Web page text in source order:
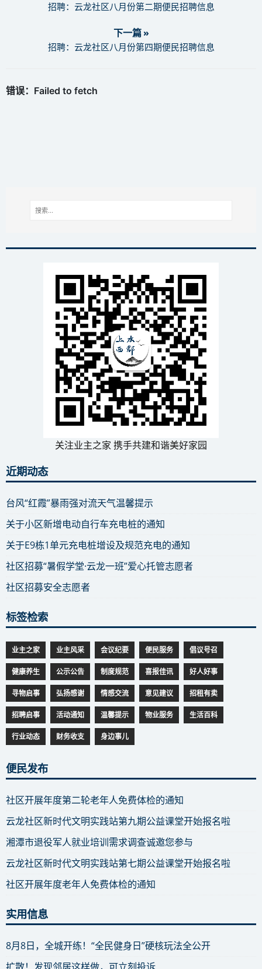
招聘：云龙社区八月份第二期便民招聘信息
下一篇 »
招聘：云龙社区八月份第四期便民招聘信息
关注业主之家 携手共建和谐美好家园
近期动态
台风“红霞”暴雨强对流天气温馨提示
关于小区新增电动自行车充电桩的通知
关于E9栋1单元充电桩增设及规范充电的通知
社区招募“暑假学堂·云龙一班”爱心托管志愿者
社区招募安全志愿者
标签检索
业主之家 业主风采 会议纪要 便民服务 倡议号召
健康养生 公示公告 制度规范 喜报佳讯 好人好事
寻物启事 弘扬感谢 情感交流 意见建议 招租有卖
招聘启事 活动通知 温馨提示 物业服务 生活百科
行业动态 财务收支 身边事儿
便民发布
社区开展年度第二轮老年人免费体检的通知
云龙社区新时代文明实践站第九期公益课堂开始报名啦
湘潭市退役军人就业培训需求调查诚邀您参与
云龙社区新时代文明实践站第七期公益课堂开始报名啦
社区开展年度老年人免费体检的通知
实用信息
8月8日，全城开练！“全民健身日”硬核玩法全公开